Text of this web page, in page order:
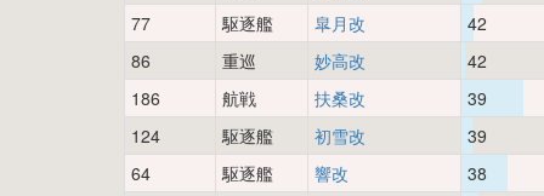
77
駆逐艦 皐月改
42
86
重巡 妙高改
42
186
航戦 扶桑改
39
124
駆逐艦 初雪改
39
64
駆逐艦 響改 38